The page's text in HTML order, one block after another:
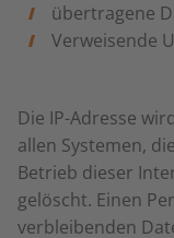
übertragene
Verweisende
Die IP-Adresse
allen Systemen,
Betrieb dieser
gelöscht. Einen
verbleibenden